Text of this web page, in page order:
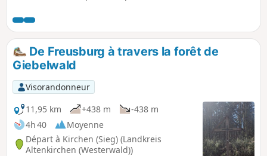
dernière montée raide, c'est presque
uniquement de la descente. Dans la forêt de
Daadener, on emprunte le sentier forestier
pédagogique et on en apprend plus sur les
différentes espèces d'arbres. À partir du
Hüllbuche, on suit les panneaux indiquant le
Hellerhöhenweg jusqu'à peu après laroutede la
Daadener Höhe, puis on descend par la « Rote
Kuh ». Ici, on peut encore profiter de quelques
belles vues.
De Freusburg à travers la forêt de
Giebelwald
Visorandonneur
11,95 km
+438 m
-438 m
4h 40
Moyenne
Départ à Kirchen (Sieg) (Landkreis
Altenkirchen (Westerwald))